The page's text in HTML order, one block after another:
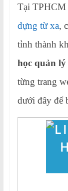
Tại TPHCM
dựng từ xa,
tỉnh thành
học quản
từng trang
dưới đây để
Làm